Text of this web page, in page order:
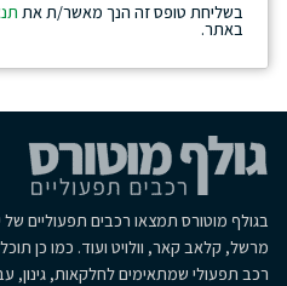
בשליחת טופס זה הנך מאשר/ת את
באתר.
בגולף מוטורס תמצאו רכבים תפעוליים של
מרשל, קלאב קאר, וולויט ועוד. כמו כן
רכב תפעולי שמתאימים לחלקאות, גינון,